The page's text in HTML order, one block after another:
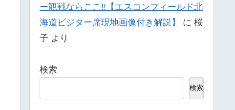
ー観戦ならここ!!【エスコンフィールド北
海道ビジター席現地画像付き解説】
に 桜
子 より
検索
検索